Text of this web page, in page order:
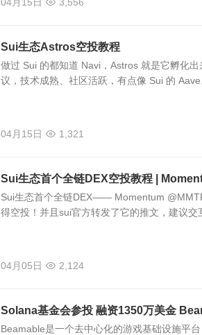
Sui生态Astros空投教程
做过 Sui 的都知道 Navi，Astros 就是它孵化
议，技术成熟、社区活跃，有点像 Sui 的
04月15日 1,321
Sui生态首个全链DEX空投教程 |
Sui生态首个全链DEX—— Momentum
得空投！并且sui官方转发了它的推文，建议交
04月05日 2,124
Solana基金会参投 融资1350万美金
Beamable是一个去中心化的游戏基础设施平